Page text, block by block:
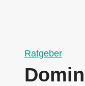
Ratgeber